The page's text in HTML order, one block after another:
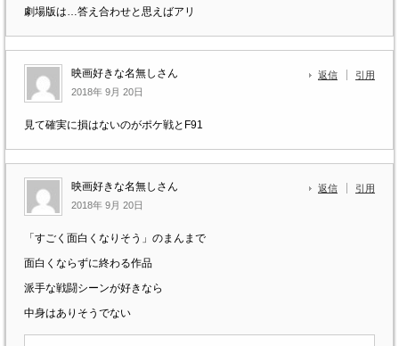
劇場版は…答え合わせと思えばアリ
映画好きな名無しさん
2018年 9月 20日
返信 引用
見て確実に損はないのがポケ戦とF91
映画好きな名無しさん
2018年 9月 20日
返信 引用
「すごく面白くなりそう」のまんまで
面白くならずに終わる作品
派手な戦闘シーンが好きなら
中身はありそうでない